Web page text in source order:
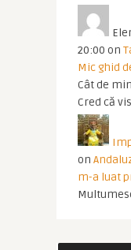
20:00 on
Mic ghid
Cât de
Cred că
on
m-a luat